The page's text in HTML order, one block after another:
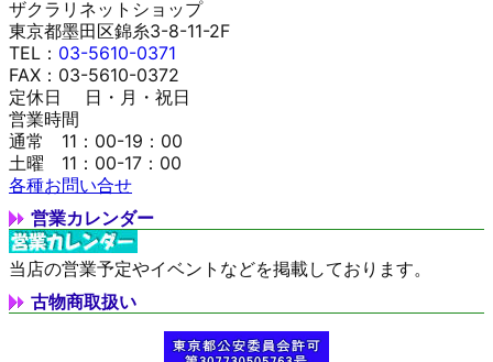
ザクラリネットショップ
東京都墨田区錦糸3-8-11-2F
TEL： 03-5610-0371
FAX：03-5610-0372
定休日 日・月・祝日
営業時間
通常 11：00-19：00
土曜 11：00-17：00
各種お問い合せ
営業カレンダー
当店の営業予定やイベントなどを掲載しております。
古物商取扱い